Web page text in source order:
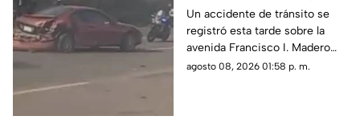
daños materiales en
Morelia
Un accidente de tránsito se
registró esta tarde sobre la
avenida Francisco I. Madero
Oriente, en Morelia, a la altura
agosto 08, 2026 01:58 p. m.